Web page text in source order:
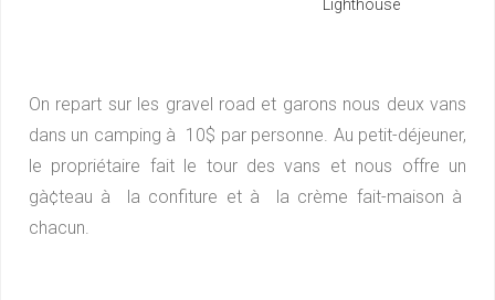
On repart sur les gravel road et garons nous deux vans
dans un camping à 10$ par personne. Au petit-déjeuner,
le propriétaire fait le tour des vans et nous offre un
gà¢teau à la confiture et à la crème fait-maison à
chacun.